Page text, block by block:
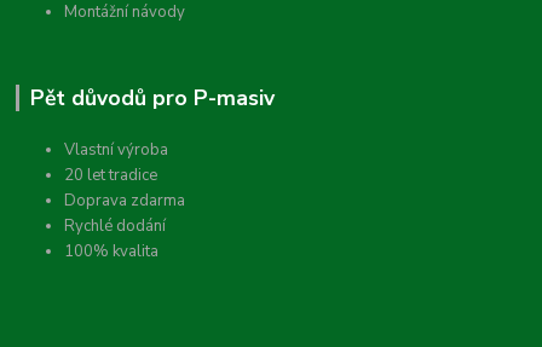
Montážní návody
Pět důvodů pro P-masiv
Vlastní výroba
20 let tradice
Doprava zdarma
Rychlé dodání
100% kvalita